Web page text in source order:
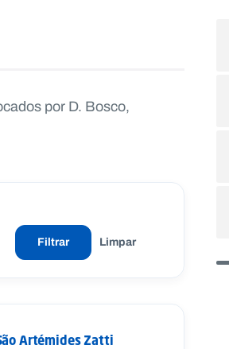
por D. Bosco,
Filtrar Limpar
Artémides Zatti